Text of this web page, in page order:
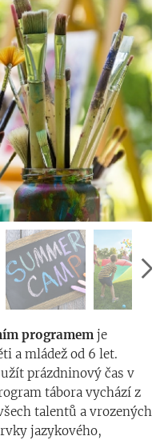
programem je
a mládež od 6 let.
prázdninový čas v
tábora vychází z
talentů a vrozených
jazykového,